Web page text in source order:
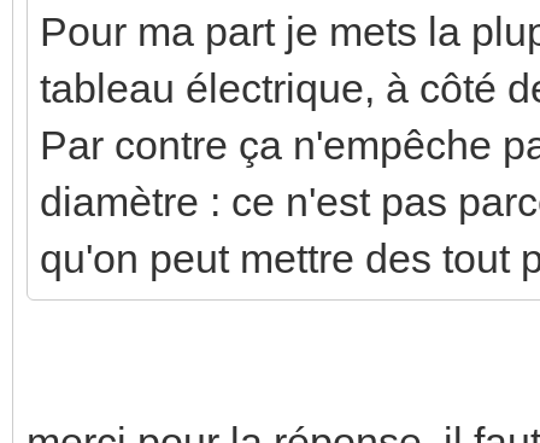
Pour ma part je mets la
tableau électrique, à côté
Par contre ça n'empêche
diamètre : ce n'est pas
qu'on peut mettre des tout